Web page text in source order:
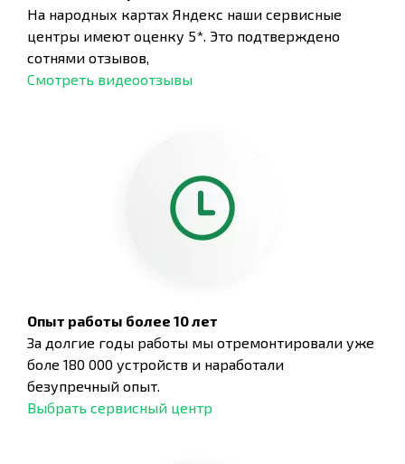
На народных картах Яндекс наши сервисные
центры имеют оценку 5*. Это подтверждено
сотнями отзывов,
Смотреть видеоотзывы
Опыт работы более 10 лет
За долгие годы работы мы отремонтировали уже
боле 180 000 устройств и наработали
безупречный опыт.
Выбрать сервисный центр